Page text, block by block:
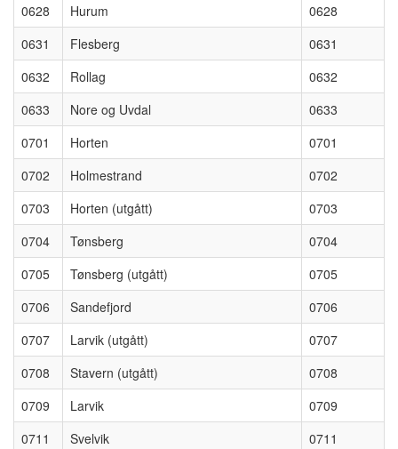
0628
Hurum
0628
0631
Flesberg
0631
0632
Rollag
0632
0633
Nore og Uvdal
0633
0701
Horten
0701
0702
Holmestrand
0702
0703
Horten (utgått)
0703
0704
Tønsberg
0704
0705
Tønsberg (utgått)
0705
0706
Sandefjord
0706
0707
Larvik (utgått)
0707
0708
Stavern (utgått)
0708
0709
Larvik
0709
0711
Svelvik
0711